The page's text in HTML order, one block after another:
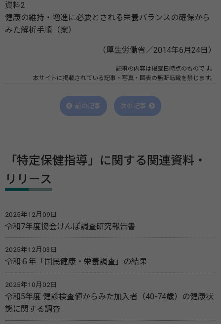
資料2
健康の維持・増進に必要とされる栄養バランスの確保から
みた解析手順（案）
（厚生労働省／2014年6月24日）
記事の内容は掲載日時点のものです。
本サイトに掲載されている記事・写真・図表の無断転載を禁じます。
前の記事 次の記事
「特定保健指導」に関する関連資料・
リリース
2025年12月09日
令和7年度協会けんぽ調査研究報告書
2025年12月03日
令和６年「国民健康・栄養調査」の結果
2025年10月02日
令和5年度 健診検査値からみた加入者（40-74歳）の健康状
態に関する調査